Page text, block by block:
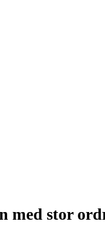
med stor